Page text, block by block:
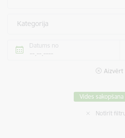
Kategorija
Datums no
Aizvērt
Vides sakopšana
Notīrīt